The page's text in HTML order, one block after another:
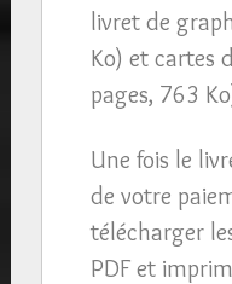
livret de
Ko) et cartes
pages, 763
Une fois le
de votre
télécharger
PDF et